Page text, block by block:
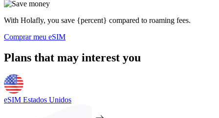
With Holafly, you save {percent} compared to roaming fees.
Comprar meu eSIM
Plans that may interest you
eSIM Estados Unidos